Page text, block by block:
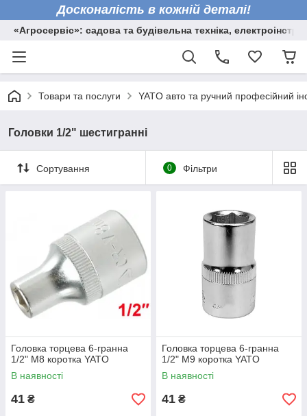
Досконалість в кожній деталі!
«Агросервіс»: садова та будівельна техніка,
Товари та послуги YATO авто та ручний професійний
Головки 1/2" шестигранні
Сортування 0 Фільтри
Головка торцева 6-гранна
1/2" М8 коротка YATO
В наявності
41 ₴
Головка торцева 6-гранна
1/2" М9 коротка YATO
В наявності
41 ₴